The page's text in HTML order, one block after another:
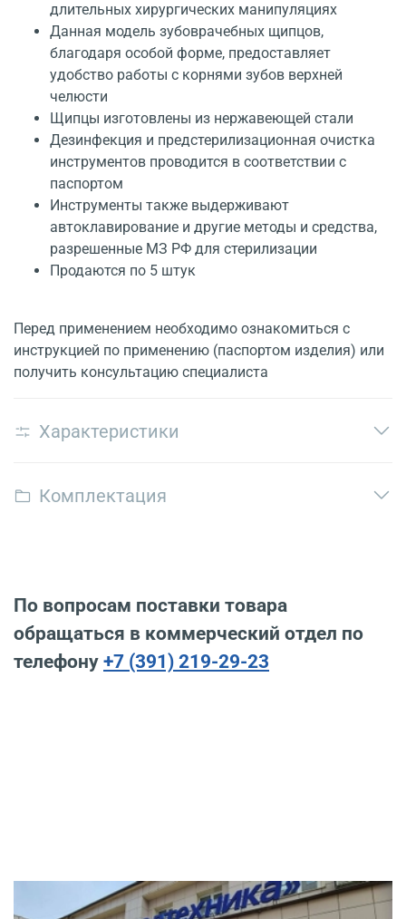
длительных хирургических манипуляциях
Данная модель зубоврачебных щипцов,
благодаря особой форме, предоставляет
удобство работы с корнями зубов верхней
челюсти
Щипцы изготовлены из нержавеющей стали
Дезинфекция и предстерилизационная очистка
инструментов проводится в соответствии с
паспортом
Инструменты также выдерживают
автоклавирование и другие методы и средства,
разрешенные МЗ РФ для стерилизации
Продаются по 5 штук
Перед применением необходимо ознакомиться с
инструкцией по применению (паспортом изделия) или
получить консультацию специалиста
Характеристики
Комплектация
По вопросам поставки товара
обращаться в коммерческий отдел по
телефону +7 (391) 219-29-23